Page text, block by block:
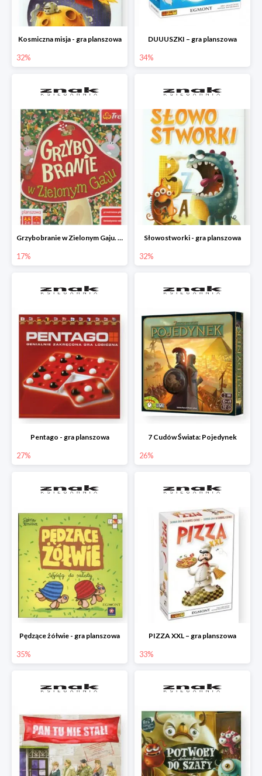
Kosmiczna misja - gra planszowa
32%
DUUUSZKI – gra planszowa
34%
Grzybobranie w Zielonym Gaju. Gra planszowa
17%
Słowostworki - gra planszowa
32%
Pentago - gra planszowa
27%
7 Cudów Świata: Pojedynek
26%
Pędzące żółwie - gra planszowa
35%
PIZZA XXL – gra planszowa
33%